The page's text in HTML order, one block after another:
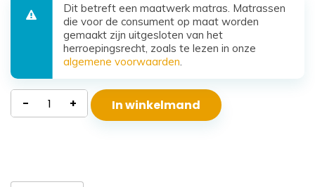
Dit betreft een maatwerk matras. Matrassen
die voor de consument op maat worden
gemaakt zijn uitgesloten van het
herroepingsrecht, zoals te lezen in onze
algemene voorwaarden
Waterdicht
Koudschuim
- + In winkelmand